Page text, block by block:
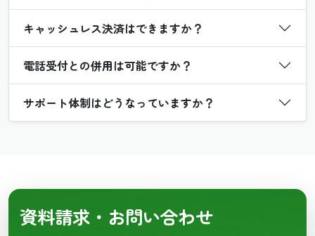
キャッシュレス決済はできますか？
電話受付との併用は可能ですか？
サポート体制はどうなっていますか？
資料請求・お問い合わせ